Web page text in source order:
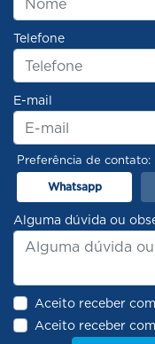
Telefone
E-mail
Preferência de contato:
Whatsapp
Alguma dúvida ou
Aceito receber
Aceito receber